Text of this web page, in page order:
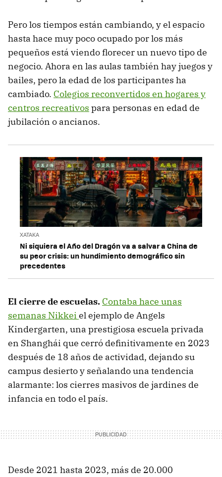
Pero los tiempos están cambiando, y el espacio
hasta hace muy poco ocupado por los más
pequeños está viendo florecer un nuevo tipo de
negocio. Ahora en las aulas también hay juegos y
bailes, pero la edad de los participantes ha
cambiado. Colegios reconvertidos en hogares y
centros recreativos para personas en edad de
jubilación o ancianos.
XATAKA
Ni siquiera el Año del Dragón va a salvar a China de
su peor crisis: un hundimiento demográfico sin
precedentes
El cierre de escuelas. Contaba hace unas
semanas Nikkei el ejemplo de Angels
Kindergarten, una prestigiosa escuela privada
en Shanghái que cerró definitivamente en 2023
después de 18 años de actividad, dejando su
campus desierto y señalando una tendencia
alarmante: los cierres masivos de jardines de
infancia en todo el país.
Desde 2021 hasta 2023, más de 20.000